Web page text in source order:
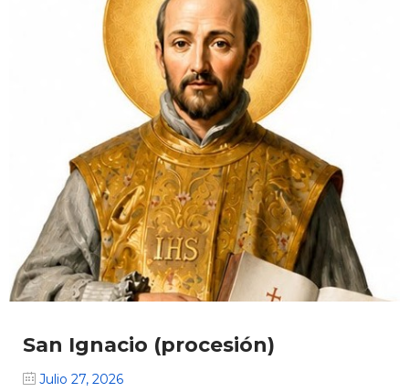
San Ignacio (procesión)
Julio 27, 2026